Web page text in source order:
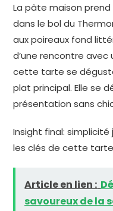
La pâte maison
dans le bol du
aux poireaux fond
d’une rencontre avec
cette tarte se
plat principal. Elle se
présentation sans
Insight final:
les clés de cette
Article en lien :
savoureux de la